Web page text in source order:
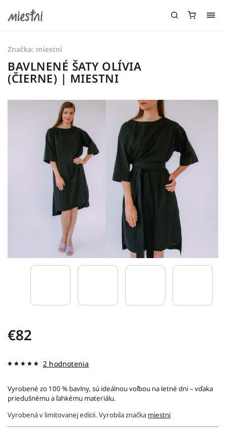
BAVLNENÉ ŠATY OLÍVIA
(ČIERNE) | MIESTNI
€82
2 hodnotenia
Vyrobené zo 100 % bavlny, sú ideálnou voľbou na letné dni – vďaka
priedušnému a ľahkému materiálu.
Vyrobená v limitovanej edícii. Vyrobila značka miestni
Značka: miestni